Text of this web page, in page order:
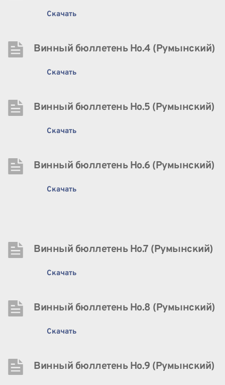
Скачать
Винный бюллетень Нo.4 (Румынский)
Скачать
Винный бюллетень Нo.5 (Румынский)
Скачать
Винный бюллетень Нo.6 (Румынский)
Скачать
Винный бюллетень Нo.7 (Румынский)
Скачать
Винный бюллетень Нo.8 (Румынский)
Скачать
Винный бюллетень Нo.9 (Румынский)